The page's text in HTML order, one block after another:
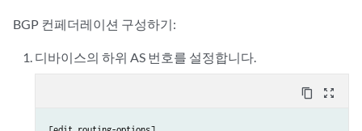
BGP 컨페더레이션 구성하기:
디바이스의 하위 AS 번호를 설정합니다.
content_copy zoom_out_map